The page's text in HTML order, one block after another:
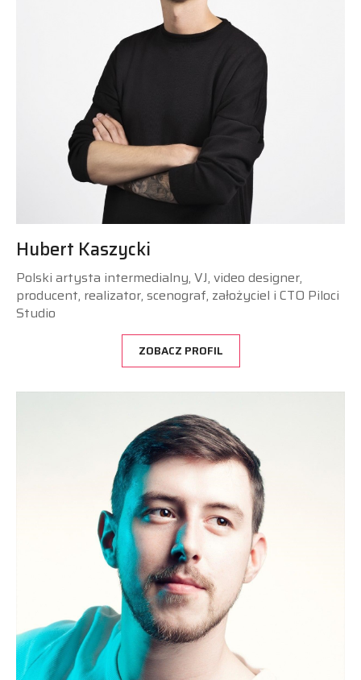
Hubert Kaszycki
Polski artysta intermedialny, VJ, video designer,
producent, realizator, scenograf, założyciel i CTO Piloci
Studio
ZOBACZ PROFIL